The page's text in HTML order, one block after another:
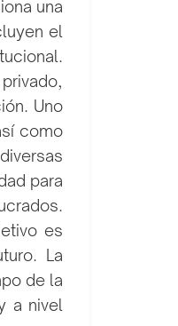
una
el
Uno
como
para
es
La
de la
a nivel